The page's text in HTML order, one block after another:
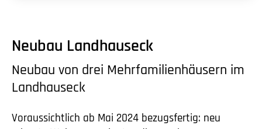
Neubau Landhauseck
Neubau von drei Mehrfamilienhäusern im
Landhauseck
Voraussichtlich ab Mai 2024 bezugsfertig: neu